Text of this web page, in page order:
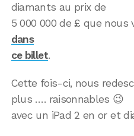
diamants au prix de
5 000 000 de £ que nous
dans
ce billet.
Cette fois-ci, nous
plus …. raisonnables 😉
avec un iPad 2 en or et